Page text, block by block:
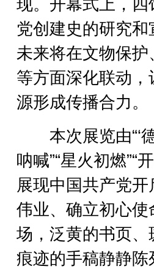
现。开幕式上，
党创建史的研究
未来将在文物保
等方面深化联动
源形成传播合力。
本次展览由“‘德
呐喊”“星火初燃”“
展现中国共产党
伟业、确立初心
场，泛黄的书页
痕迹的手稿静静